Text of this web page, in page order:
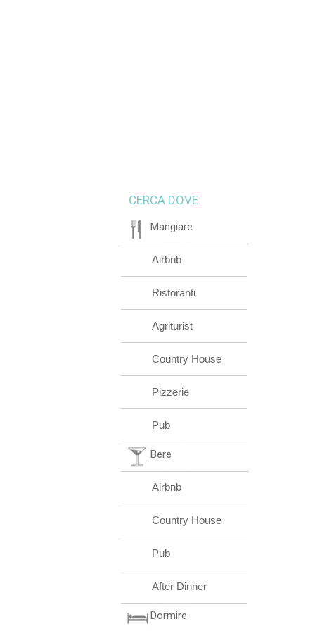
CERCA DOVE:
Mangiare
Airbnb
Ristoranti
Agriturist
Country House
Pizzerie
Pub
Bere
Airbnb
Country House
Pub
After Dinner
Dormire